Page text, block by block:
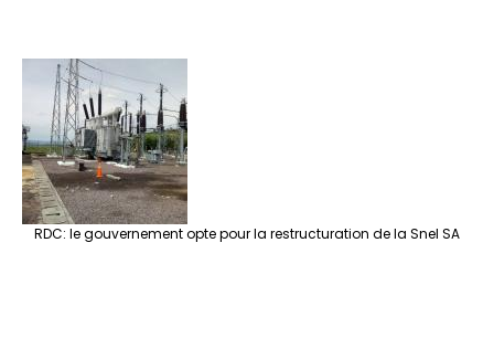
RDC: le gouvernement opte pour la restructuration de la Snel SA